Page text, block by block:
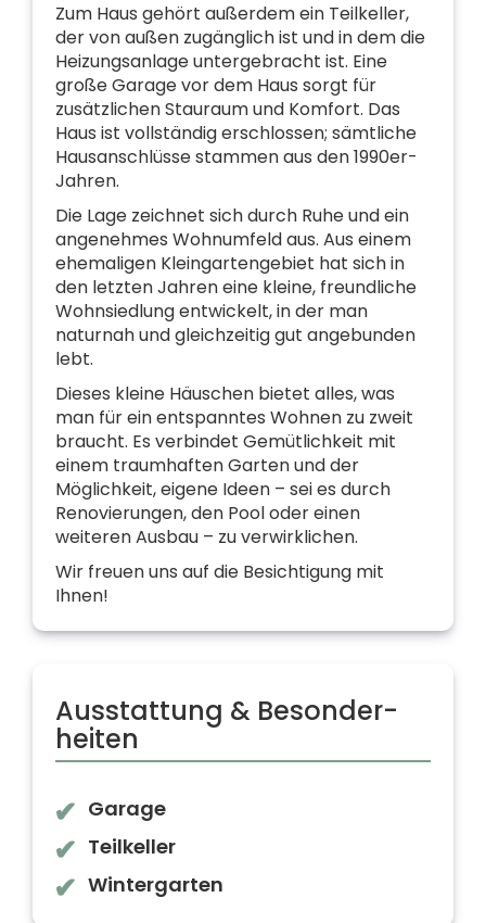
Zum Haus gehört außerdem ein Teilkeller,
der von außen zugänglich ist und in dem die
Heizungsanlage untergebracht ist. Eine
große Garage vor dem Haus sorgt für
zusätzlichen Stauraum und Komfort. Das
Haus ist vollständig erschlossen; sämtliche
Hausanschlüsse stammen aus den 1990er-
Jahren.
Die Lage zeichnet sich durch Ruhe und ein
angenehmes Wohnumfeld aus. Aus einem
ehemaligen Kleingartengebiet hat sich in
den letzten Jahren eine kleine, freundliche
Wohnsiedlung entwickelt, in der man
naturnah und gleichzeitig gut angebunden
lebt.
Dieses kleine Häuschen bietet alles, was
man für ein entspanntes Wohnen zu zweit
braucht. Es verbindet Gemütlichkeit mit
einem traumhaften Garten und der
Möglichkeit, eigene Ideen – sei es durch
Renovierungen, den Pool oder einen
weiteren Ausbau – zu verwirklichen.
Wir freuen uns auf die Besichtigung mit
Ihnen!
Ausstattung & Besonder­
heiten
Garage
Teilkeller
Wintergarten